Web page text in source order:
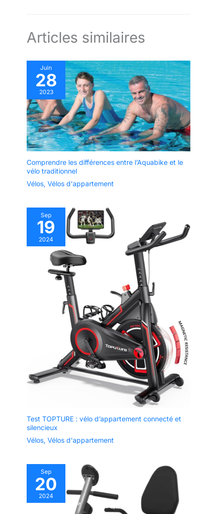
Articles similaires
Juin
28
2023
Comprendre les différences entre l’Aquabike et le
vélo traditionnel
Vélos, Vélos d'appartement
Sep
19
2024
Test TOPTURE : vélo d’appartement connecté et
silencieux
Vélos, Vélos d'appartement
Sep
20
2024